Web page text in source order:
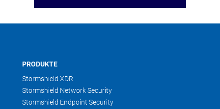
PRODUKTE
Stormshield XDR
Stormshield Network Security
Stormshield Endpoint Security